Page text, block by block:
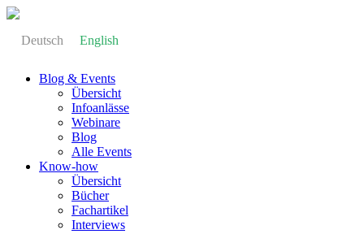
Deutsch English
Blog & Events
Übersicht
Infoanlässe
Webinare
Blog
Alle Events
Know-how
Übersicht
Bücher
Fachartikel
Interviews